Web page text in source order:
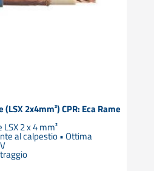
2x4mm²) CPR: Eca Rame
2 x 4 mm²
al calpestio • Ottima